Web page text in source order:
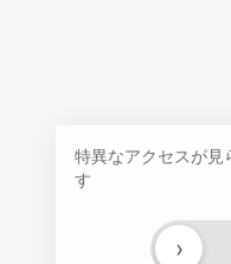
特異なアクセスが見
す
›